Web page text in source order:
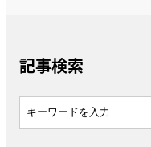
記事検索